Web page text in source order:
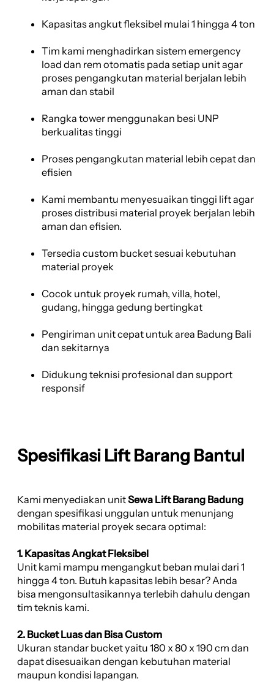
Kapasitas angkut fleksibel mulai 1 hingga 4 ton
Tim kami menghadirkan sistem emergency
load dan rem otomatis pada setiap unit agar
proses pengangkutan material berjalan lebih
aman dan stabil
Rangka tower menggunakan besi UNP
berkualitas tinggi
Proses pengangkutan material lebih cepat dan
efisien
Kami membantu menyesuaikan tinggi lift agar
proses distribusi material proyek berjalan lebih
aman dan efisien.
Tersedia custom bucket sesuai kebutuhan
material proyek
Cocok untuk proyek rumah, villa, hotel,
gudang, hingga gedung bertingkat
Pengiriman unit cepat untuk area Badung Bali
dan sekitarnya
Didukung teknisi profesional dan support
responsif
Spesifikasi Lift Barang Bantul
Kami menyediakan unitSewa Lift Barang Badung
dengan spesifikasi unggulan untuk menunjang
mobilitas material proyek secara optimal:
1. Kapasitas Angkat Fleksibel
Unit kami mampu mengangkut beban mulai dari 1
hingga 4 ton. Butuh kapasitas lebih besar? Anda
bisa mengonsultasikannya terlebih dahulu dengan
tim teknis kami.
2. Bucket Luas dan Bisa Custom
Ukuran standar bucket yaitu 180 x 80 x 190 cm dan
dapat disesuaikan dengan kebutuhan material
maupun kondisi lapangan.